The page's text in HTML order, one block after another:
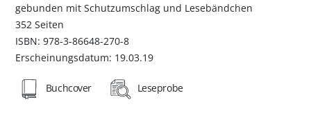
gebunden mit Schutzumschlag und Lesebändchen
352 Seiten
ISBN: 978-3-86648-270-8
Erscheinungsdatum: 19.03.19
Buchcover Leseprobe